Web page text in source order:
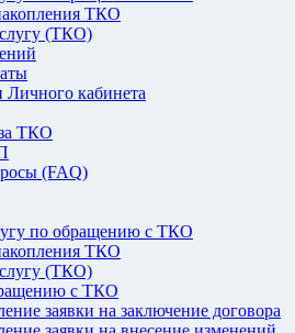
ТКО
(ТКО)
кабинета
ТКО
(FAQ)
по обращению с ТКО
ТКО
(ТКО)
с ТКО
заявки на заключение договора